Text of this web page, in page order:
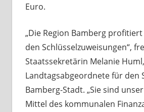
Euro.
„Die Region Bamberg
den Schlüsselzuweisungen“,
Staatssekretärin Melanie
Landtagsabgeordnete für den
Bamberg-Stadt. „Sie sind
Mittel des kommunalen